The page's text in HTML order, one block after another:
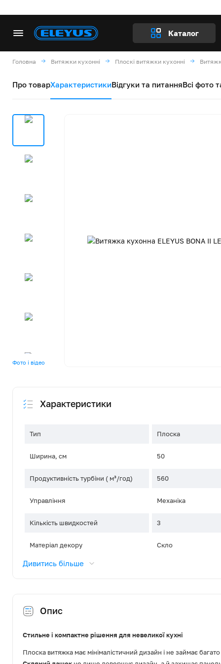
Каталог
Головна Витяжки кухонні Плоскі витяжки кухонні
Про товарХарактеристикиВідгуки та питанняВсі фото
Фото і відео
Характеристики
Тип Плоска
Ширина, см 50
Продуктивність турбіни ( м³/год) 560
Управління Механіка
Кількість швидкостей 3
Матеріал декору Скло
Тип освітлення
Діаметр повітропроводу, мм
Режим роботи Відведення /
Фільтр жировий Алюмінієвий
Дивитись більше
Опис
Стильне і компактне рішення для невеликої кухні
Плоска витяжка має мінімалістичний дизайн і не займає багато